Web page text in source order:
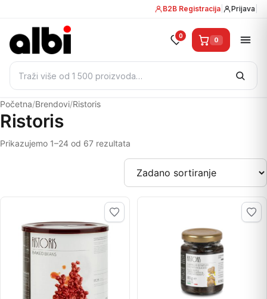
B2B Registracija Prijava
Pretraži:
0 0
Početna/Brendovi/Ristoris
Ristoris
Prikazujemo 1–24 od 67 rezultata